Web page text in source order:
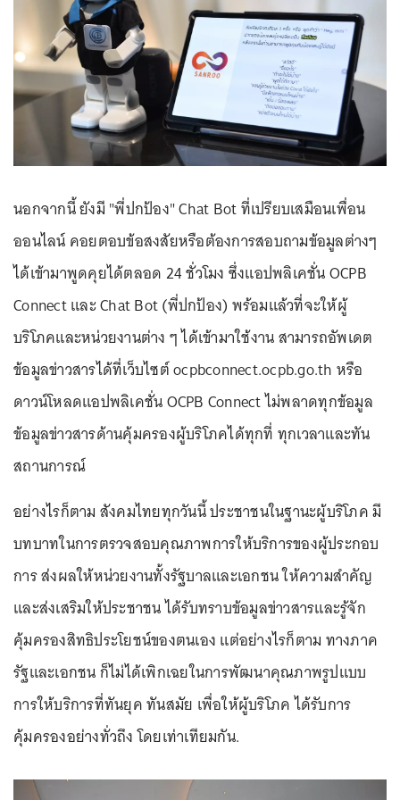
นอกจากนี้ ยังมี "พี่ปกป้อง" Chat Bot ที่เปรียบเสมือนเพื่อน
ออนไลน์ คอยตอบข้อสงสัยหรือต้องการสอบถามข้อมูลต่างๆ
ได้เข้ามาพูดคุยได้ตลอด 24 ชั่วโมง ซึ่งแอปพลิเคชั่น OCPB
Connect และ Chat Bot (พี่ปกป้อง) พร้อมแล้วที่จะให้ผู้
บริโภคและหน่วยงานต่าง ๆ ได้เข้ามาใช้งาน สามารถอัพเดต
ข้อมูลข่าวสารได้ที่เว็บไซต์ ocpbconnect.ocpb.go.th หรือ
ดาวน์โหลดแอปพลิเคชั่น OCPB Connect ไม่พลาดทุกข้อมูล
ข้อมูลข่าวสารด้านคุ้มครองผู้บริโภคได้ทุกที่ ทุกเวลาและทัน
สถานการณ์
อย่างไรก็ตาม สังคมไทยทุกวันนี้ ประชาชนในฐานะผู้บริโภค มี
บทบาทในการตรวจสอบคุณภาพการให้บริการของผู้ประกอบ
การ ส่งผลให้หน่วยงานทั้งรัฐบาลและเอกชน ให้ความสำคัญ
และส่งเสริมให้ประชาชน ได้รับทราบข้อมูลข่าวสารและรู้จัก
คุ้มครองสิทธิประโยชน์ของตนเอง แต่อย่างไรก็ตาม ทางภาค
รัฐและเอกชน ก็ไม่ได้เพิกเฉยในการพัฒนาคุณภาพรูปแบบ
การให้บริการที่ทันยุค ทันสมัย เพื่อให้ผู้บริโภค ได้รับการ
คุ้มครองอย่างทั่วถึง โดยเท่าเทียมกัน.